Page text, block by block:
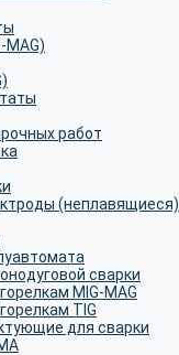
MAG)
работ
(неплавящиеся)
сварки
MIG-MAG
TIG
для сварки